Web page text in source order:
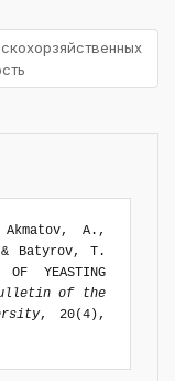
A.,
Batyrov, T.
YEASTING
of the
, 20(4),